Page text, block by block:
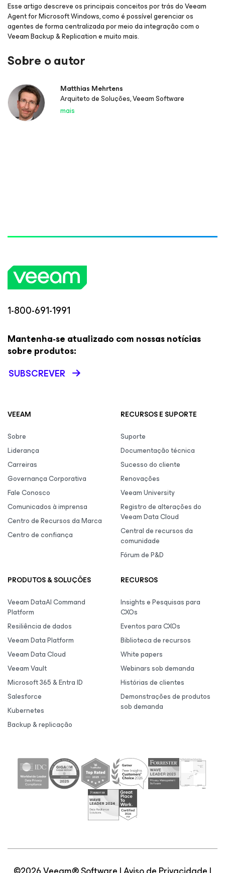
Esse artigo descreve os principais conceitos por trás do Veeam
Agent for Microsoft Windows, como é possível gerenciar os
agentes de forma centralizada por meio da integração com o
Veeam Backup & Replication e muito mais.
Sobre o autor
Matthias Mehrtens
Arquiteto de Soluções, Veeam Software
mais
1-800-691-1991
Mantenha-se atualizado com nossas notícias
sobre produtos:
SUBSCREVER
VEEAM
Sobre
Liderança
Carreiras
Governança Corporativa
Fale Conosco
Comunicados à imprensa
Centro de Recursos da Marca
Centro de confiança
RECURSOS E SUPORTE
Suporte
Documentação técnica
Sucesso do cliente
Renovações
Veeam University
Registro de alterações do
Veeam Data Cloud
Central de recursos da
comunidade
Fórum de P&D
PRODUTOS & SOLUÇÕES
Veeam DataAI Command
Platform
Resiliência de dados
Veeam Data Platform
Veeam Data Cloud
Veeam Vault
Microsoft 365 & Entra ID
Salesforce
Kubernetes
Backup & replicação
RECURSOS
Insights e Pesquisas para
CXOs
Eventos para CXOs
Biblioteca de recursos
White papers
Webinars sob demanda
Histórias de clientes
Demonstrações de produtos
sob demanda